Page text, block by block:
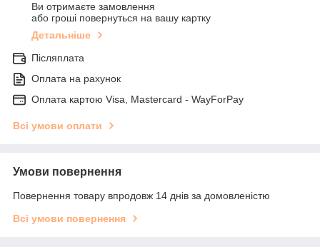
Ви отримаєте замовлення
або гроші повернуться на вашу картку
Детальніше
Післяплата
Оплата на рахунок
Оплата картою Visa, Mastercard - WayForPay
Всі умови оплати
Умови повернення
Повернення товару впродовж 14 днів за домовленістю
Всі умови повернення